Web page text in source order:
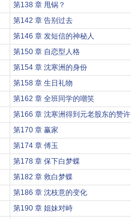
第138 章 甩锅？
第142 章 告别过去
第146 章 发短信的神秘人
第150 章 自恋型人格
第154 章 沈寒洲的身份
第158 章 生日礼物
第162 章 全班同学的嘲笑
第166 章 沈寒洲得到元老股东的赞许
第170 章 赢家
第174 章 傅玉
第178 章 保下白梦蝶
第182 章 救白梦蝶
第186 章 沈枝意的变化
第190 章 姐妹对峙